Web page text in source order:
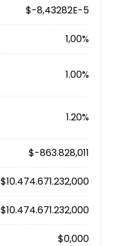
$-8,43282E-5
1,00%
1.00%
1.20%
$-863.828,011
$10.474.671.232,000
$10.474.671.232,000
$0,000